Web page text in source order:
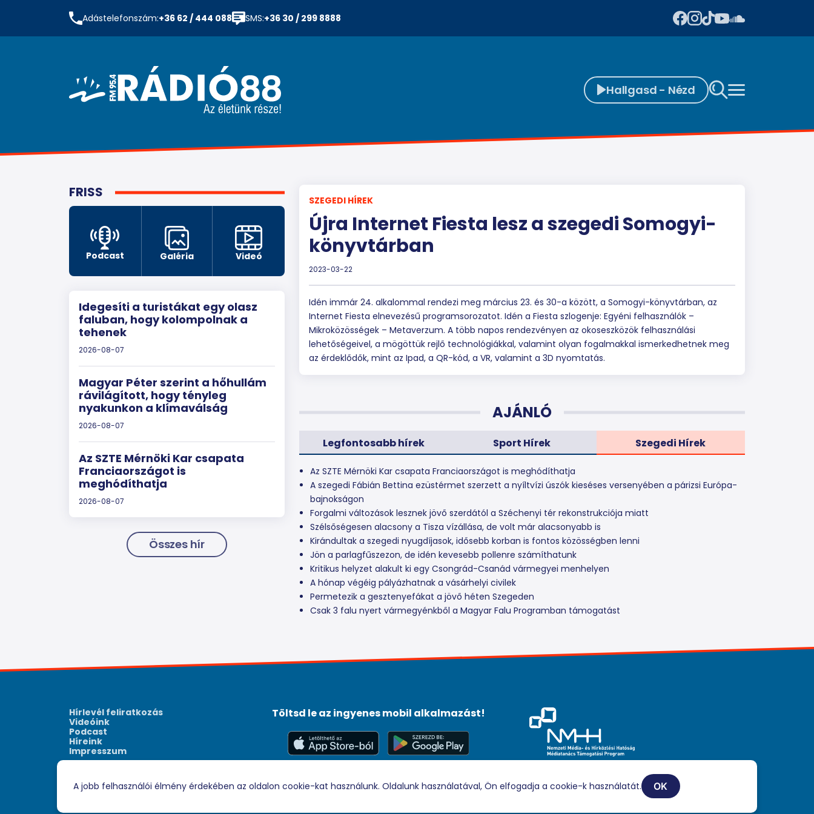
Adástelefonszám:+36 62 / 444 088 SMS:+36 30 / 299 8888
Hallgasd - Nézd
FRISS
Podcast Galéria Videó
Idegesíti a turistákat egy olasz
faluban, hogy kolompolnak a
tehenek
2026-08-07
Magyar Péter szerint a hőhullám
rávilágított, hogy tényleg
nyakunkon a klímaválság
2026-08-07
Az SZTE Mérnöki Kar csapata
Franciaországot is
meghódíthatja
2026-08-07
Összes hír
SZEGEDI HÍREK
Újra Internet Fiesta lesz a szegedi Somogyi-
könyvtárban
2023-03-22
Idén immár 24. alkalommal rendezi meg március 23. és 30-a között, a Somogyi-könyvtárban, az
Internet Fiesta elnevezésű programsorozatot. Idén a Fiesta szlogenje: Egyéni felhasználók –
Mikroközösségek – Metaverzum. A több napos rendezvényen az okoseszközök felhasználási
lehetőségeivel, a mögöttük rejlő technológiákkal, valamint olyan fogalmakkal ismerkedhetnek meg
az érdeklődők, mint az Ipad, a QR-kód, a VR, valamint a 3D nyomtatás.
AJÁNLÓ
Legfontosabb hírek Sport Hírek Szegedi Hírek
Az SZTE Mérnöki Kar csapata Franciaországot is meghódíthatja
A szegedi Fábián Bettina ezüstérmet szerzett a nyíltvízi úszók kieséses versenyében a párizsi Európa-
bajnokságon
Forgalmi változások lesznek jövő szerdától a Széchenyi tér rekonstrukciója miatt
Szélsőségesen alacsony a Tisza vízállása, de volt már alacsonyabb is
Kirándultak a szegedi nyugdíjasok, idősebb korban is fontos közösségben lenni
Jön a parlagfűszezon, de idén kevesebb pollenre számíthatunk
Kritikus helyzet alakult ki egy Csongrád-Csanád vármegyei menhelyen
A hónap végéig pályázhatnak a vásárhelyi civilek
Permetezik a gesztenyefákat a jövő héten Szegeden
Csak 3 falu nyert vármegyénkből a Magyar Falu Programban támogatást
Hírlevél feliratkozás
Videóink
Podcast
Híreink
Impresszum
Töltsd le az ingyenes mobil alkalmazást!
Támogatási Program keretében támogatja.
A jobb felhasználói élmény érdekében az oldalon cookie-kat használunk. Oldalunk használatával, Ön elfogadja a cookie-k használatát. OK